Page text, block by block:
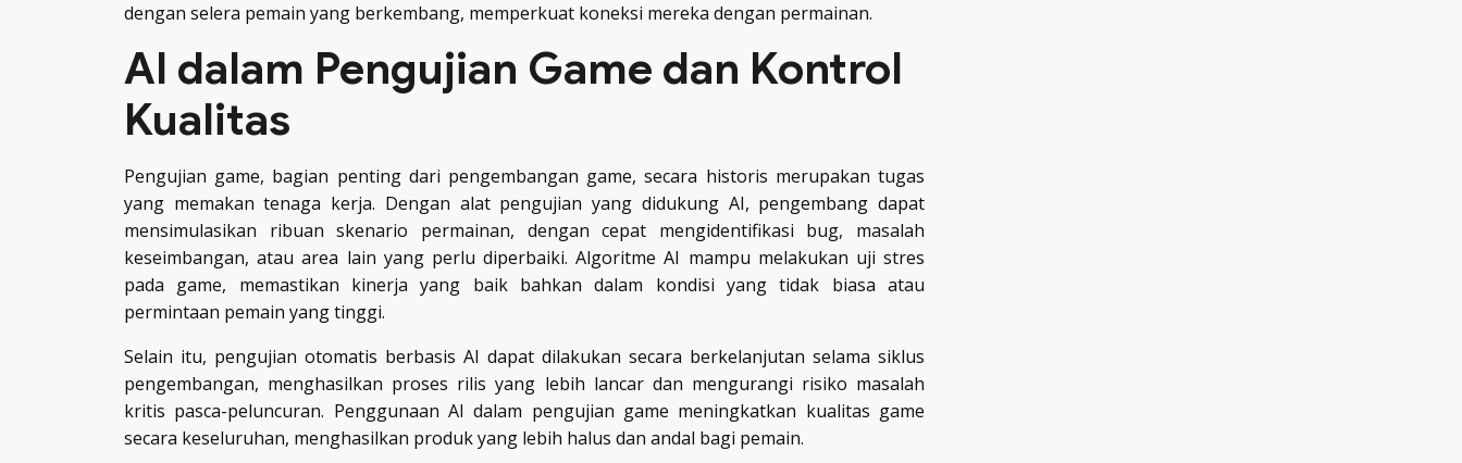
dengan selera pemain yang berkembang, memperkuat koneksi mereka dengan permainan.
AI dalam Pengujian Game dan Kontrol
Kualitas
Pengujian game, bagian penting dari pengembangan game, secara historis merupakan tugas
yang memakan tenaga kerja. Dengan alat pengujian yang didukung AI, pengembang dapat
mensimulasikan ribuan skenario permainan, dengan cepat mengidentifikasi bug, masalah
keseimbangan, atau area lain yang perlu diperbaiki. Algoritme AI mampu melakukan uji stres
pada game, memastikan kinerja yang baik bahkan dalam kondisi yang tidak biasa atau
permintaan pemain yang tinggi.
Selain itu, pengujian otomatis berbasis AI dapat dilakukan secara berkelanjutan selama siklus
pengembangan, menghasilkan proses rilis yang lebih lancar dan mengurangi risiko masalah
kritis pasca-peluncuran. Penggunaan AI dalam pengujian game meningkatkan kualitas game
secara keseluruhan, menghasilkan produk yang lebih halus dan andal bagi pemain.